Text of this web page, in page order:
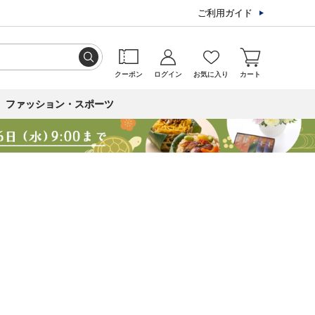
ご利用ガイド
クーポン ログイン お気に入り カート
ファッション・スポーツ